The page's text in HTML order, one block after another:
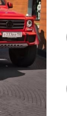
сын